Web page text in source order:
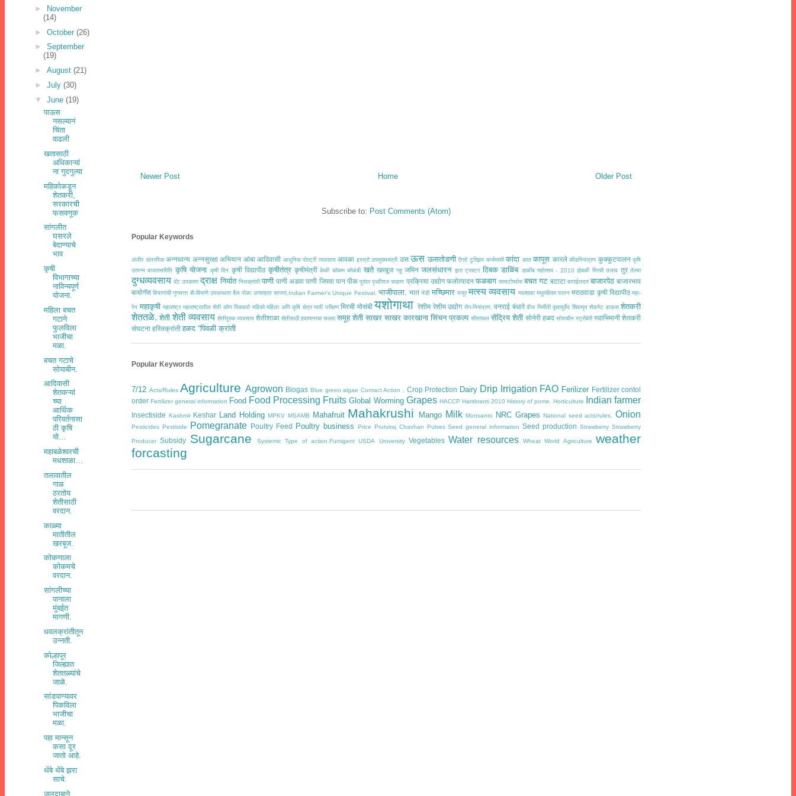
Newer Post Older Post
Home
Subscribe to: Post Comments (Atom)
Popular Keywords
अंजीर अंतरपिक अन्नधान्य अन्नसुरक्षा अभियान आंबा आदिवासी आधुनिक पोल्ट्री व्यवसाय आवळा इस्त्रो उपमुख्यमंत्री उस ऊस ऊसतोडणी ऍग्रो टुरिझम कर्जमाफी कांदा कात कापूस कारले कीडनियंत्रण कुक्कुटपालन कृषि
उत्पन्न बाजारसमिति कृषि योजना कृषी दिन कृषी विद्यापीठ कृषीतंत्र कृषीमंत्री केळी कोकम कोळंबी खते खरबूज गहू जमिन जलसंधारन झरा ट्रक्टर ठिबक डाळिंब डाळींब महोत्सव - 2010 ढोबळी मिरची तलाव तुर तेल्या
दुग्धव्यवसाय दॅट उपकरण द्राक्ष निर्यात निलक्रांती पाणी पाणी अडवा पाणी जिरवा पान पीक पुरंदर पृथ्वीराज चव्हाण प्रक्रिया उद्योग फलोत्पादन फळबाग फायटोप्थोरा बचत गट बटाटा बागाईतदार बाजारपेठ बाजारभाव
बायोगॅस बियाणांची गुणवत्ता बी-बियाणे उपलब्धता बैल पोळा उत्साहात साजरा.Indian Farmer's Unique Festival. भाजीपाला. भात भेंडी मच्छिमार मजूर मत्स्य व्यवसाय मधशाळा मधुमक्षिका पालन मराठवाडा कृषी विद्यापीठ महा-
रेन महाकृषी महाराष्ट्र महाराष्ट्रातील शेती कोण पिकवतो महिको महिला अणि कृषि क्षेत्र माती परीक्षण मिरची मोसंबी यशोगाथा रेशीम रेशीम उद्योग रोग-नियंत्रण. वनराई बंधारे वीज निर्मीती वृक्षायुर्वेद शिवामृत शेडनेट हाऊस शेतकरी
शेततळे. शेती शेती व्यवसाय शेतीपूरक व्यवसाय शेतीशाळा शेतीसाठी हवामानाचा सल्ला समूह शेती साखर साखर कारखाना सिंचन प्रकल्प सीताफल सेंद्रिय शेती सोनेरी हळद सोयाबीन स्ट्रोबेरी स्वाभिमानी शेतकरी
संघटना हरितक्रांती हळद “पिवळी क्रांती
Popular Keywords
7/12 Acts/Rules Agriculture Agrowon Biogas Blue green algae Contact Action . Crop Protection Dairy Drip Irrigation FAO Ferilizer Fertilizer contol
order Fertilizer general information Food Food Processing Fruits Global Worming Grapes HACCP Haritkranti 2010 History of pome. Horticulture Indian farmer
Insectiside Kashmir Keshar Land Holding MPKV MSAMB Mahafruit Mahakrushi Mango Milk Monsanto NRC Grapes National seed acts/rules. Onion
Pesticides Pestiside Pomegranate Poultry Feed Poultry business Price Prutviraj Chavhan Pulses Seed general information Seed production Strawberry Strawberry
Producer Subsidy Sugarcane Systemic Type of action.Fumigent USDA University Vegetables Water resources Wheat World Agriculture
weather
forcasting
►
November
(14)
► October (26)
► September
(19)
► August (21)
► July (30)
▼ June (19)
पाऊस
नसल्यानं
चिंता
वाढली
खतासाठी
अधिकाऱ्यां
ना गुदगुल्या
महिकोकडून
शेतकरी,
सरकारची
फसवणूक
सांगलीत
घसरले
बेदाण्याचे
भाव
कृषी
विभागाच्या
नाविन्यपूर्ण
योजना.
महिला बचत
गटाने
फुलविला
भाजीचा
मळा.
बचत गटाचे
सोयाबीन.
आदिवासी
शेतकऱ्यां
च्या
आर्थिक
परिवर्तनासा
ठी कृषि
यो...
महाबळेश्वरची
मधशाळा…
तलावातील
गाळ
ठरतोय
शेतीसाठी
वरदान.
काळ्या
मातीतील
खरबूज.
कोकणाला
कोकमचे
वरदान.
सांगलीच्या
पानाला
मुंबईत
मागणी.
धवलक्रांतीतून
उन्नती.
कोल्हापूर
जिल्ह्यात
शेततळ्यांचे
जाळे.
सांडपाण्यावर
पिकविला
भाजीचा
मळा.
पहा मान्सून
कसा दूर
जातो आहे.
थेंबे थेंबे झरा
साचे.
जलदाबाने